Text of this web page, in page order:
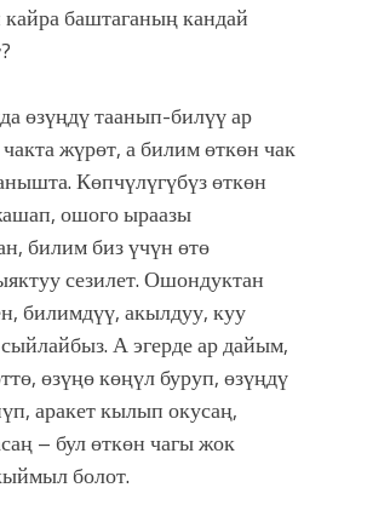
баштаганың кандай
өзүңдү таанып-билүү ар
жүрөт, а билим өткөн чак
Көпчүлүгүбүз өткөн
ошого ыраазы
билим биз үчүн өтө
сезилет. Ошондуктан
билимдүү, акылдуу, куу
А эгерде ар дайым,
өзүңө көңүл буруп, өзүңдү
аракет кылып окусаң,
– бул өткөн чагы жок
болот.